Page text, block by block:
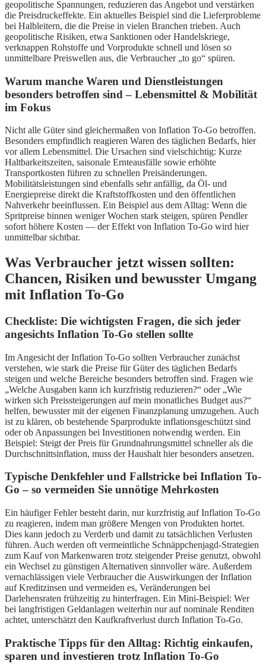
geopolitische Spannungen, reduzieren das Angebot und verstärken
die Preisdruckeffekte. Ein aktuelles Beispiel sind die Lieferprobleme
bei Halbleitern, die die Preise in vielen Branchen trieben. Auch
geopolitische Risiken, etwa Sanktionen oder Handelskriege,
verknappen Rohstoffe und Vorprodukte schnell und lösen so
unmittelbare Preiswellen aus, die Verbraucher „to go“ spüren.
Warum manche Waren und Dienstleistungen
besonders betroffen sind – Lebensmittel & Mobilität
im Fokus
Nicht alle Güter sind gleichermaßen von Inflation To-Go betroffen.
Besonders empfindlich reagieren Waren des täglichen Bedarfs, hier
vor allem Lebensmittel. Die Ursachen sind vielschichtig: Kurze
Haltbarkeitszeiten, saisonale Ernteausfälle sowie erhöhte
Transportkosten führen zu schnellen Preisänderungen.
Mobilitätsleistungen sind ebenfalls sehr anfällig, da Öl- und
Energiepreise direkt die Kraftstoffkosten und den öffentlichen
Nahverkehr beeinflussen. Ein Beispiel aus dem Alltag: Wenn die
Spritpreise binnen weniger Wochen stark steigen, spüren Pendler
sofort höhere Kosten — der Effekt von Inflation To-Go wird hier
unmittelbar sichtbar.
Was Verbraucher jetzt wissen sollten:
Chancen, Risiken und bewusster Umgang
mit Inflation To-Go
Checkliste: Die wichtigsten Fragen, die sich jeder
angesichts Inflation To-Go stellen sollte
Im Angesicht der Inflation To-Go sollten Verbraucher zunächst
verstehen, wie stark die Preise für Güter des täglichen Bedarfs
steigen und welche Bereiche besonders betroffen sind. Fragen wie
„Welche Ausgaben kann ich kurzfristig reduzieren?“ oder „Wie
wirken sich Preissteigerungen auf mein monatliches Budget aus?“
helfen, bewusster mit der eigenen Finanzplanung umzugehen. Auch
ist zu klären, ob bestehende Sparprodukte inflationsgeschützt sind
oder ob Anpassungen bei Investitionen notwendig werden. Ein
Beispiel: Steigt der Preis für Grundnahrungsmittel schneller als die
Durchschnittsinflation, muss der Haushalt hier besonders ansetzen.
Typische Denkfehler und Fallstricke bei Inflation To-
Go – so vermeiden Sie unnötige Mehrkosten
Ein häufiger Fehler besteht darin, nur kurzfristig auf Inflation To-Go
zu reagieren, indem man größere Mengen von Produkten hortet.
Dies kann jedoch zu Verderb und damit zu tatsächlichen Verlusten
führen. Auch werden oft vermeintliche Schnäppchenjagd-Strategien
zum Kauf von Markenwaren trotz steigender Preise genutzt, obwohl
ein Wechsel zu günstigen Alternativen sinnvoller wäre. Außerdem
vernachlässigen viele Verbraucher die Auswirkungen der Inflation
auf Kreditzinsen und vermeiden es, Veränderungen bei
Darlehensraten frühzeitig zu hinterfragen. Ein Mini-Beispiel: Wer
bei langfristigen Geldanlagen weiterhin nur auf nominale Renditen
achtet, unterschätzt den Kaufkraftverlust durch Inflation To-Go.
Praktische Tipps für den Alltag: Richtig einkaufen,
sparen und investieren trotz Inflation To-Go